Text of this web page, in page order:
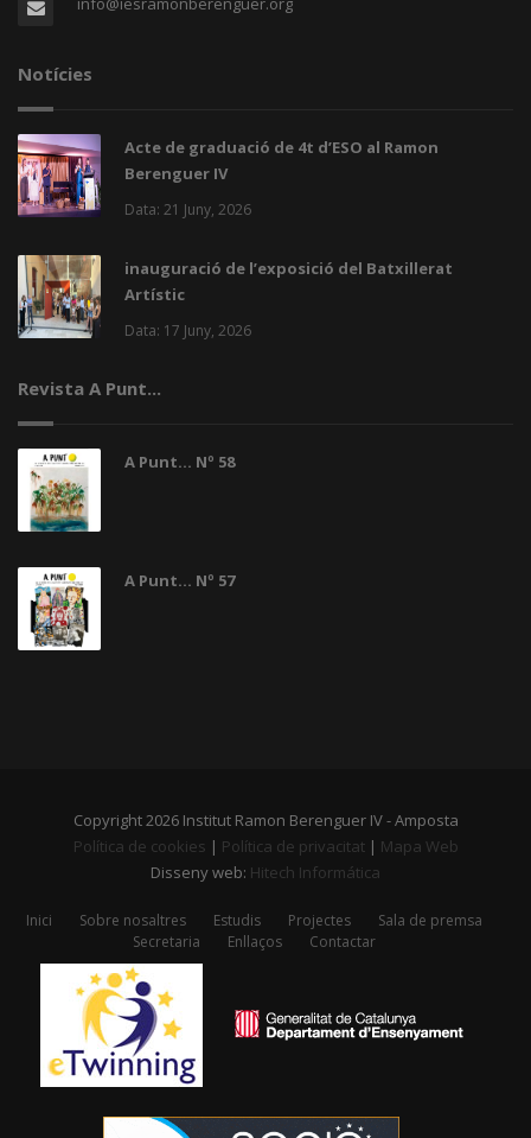
Notícies
Acte de graduació de 4t d’ESO al Ramon
Berenguer IV
Data: 21 Juny, 2026
inauguració de l’exposició del Batxillerat
Artístic
Data: 17 Juny, 2026
Revista A Punt...
A Punt... Nº 58
A Punt... Nº 57
Copyright 2026 Institut Ramon Berenguer IV - Amposta
Política de cookies | Política de privacitat| Mapa Web
Disseny web: Hitech Informática
Inici Sobre nosaltres Estudis Projectes
Sala de premsa
Secretaria
Enllaços Contactar